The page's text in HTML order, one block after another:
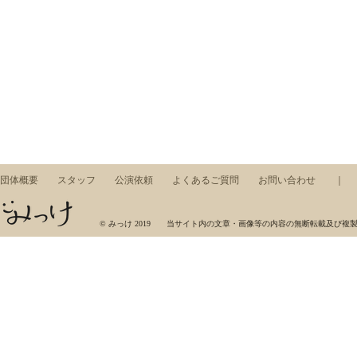
団体概要 スタッフ 公演依頼 よくあるご質問 お問い合わせ
みっけ，ワークショップ，東京藝術大学，芸術集団，展示，コンサート，アート，音楽，美術
© みっけ 2019 当サイト内の文章・画像等の内容の無断転載及び複